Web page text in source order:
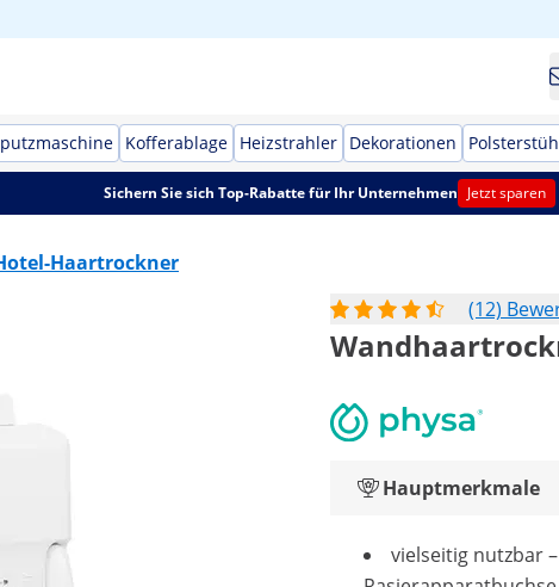
Kofferablage Heizstrahler Dekorationen
Sichern Sie sich Top-Rabatte für Ihr Unternehmen Jetzt sparen
Haartrockner
(12)
Hauptmerkmale
vielseitig nutzbar